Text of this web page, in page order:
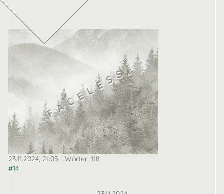
23.11.2024, 21:05 - Wörter: 118
#14